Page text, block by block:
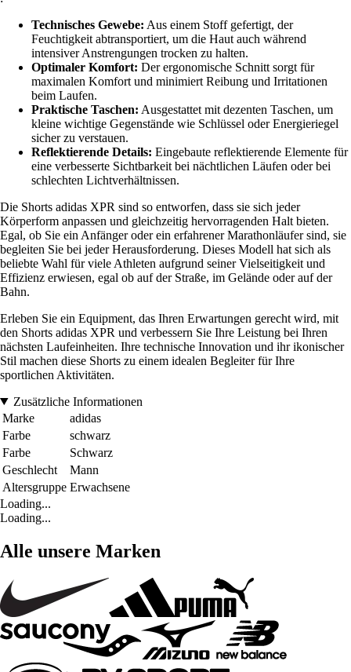
Technisches Gewebe: Aus einem Stoff gefertigt, der
Feuchtigkeit abtransportiert, um die Haut auch während
intensiver Anstrengungen trocken zu halten.
Optimaler Komfort: Der ergonomische Schnitt sorgt für
maximalen Komfort und minimiert Reibung und Irritationen
beim Laufen.
Praktische Taschen: Ausgestattet mit dezenten Taschen, um
kleine wichtige Gegenstände wie Schlüssel oder Energieriegel
sicher zu verstauen.
Reflektierende Details: Eingebaute reflektierende Elemente für
eine verbesserte Sichtbarkeit bei nächtlichen Läufen oder bei
schlechten Lichtverhältnissen.
Die Shorts adidas XPR sind so entworfen, dass sie sich jeder
Körperform anpassen und gleichzeitig hervorragenden Halt bieten.
Egal, ob Sie ein Anfänger oder ein erfahrener Marathonläufer sind, sie
begleiten Sie bei jeder Herausforderung. Dieses Modell hat sich als
beliebte Wahl für viele Athleten aufgrund seiner Vielseitigkeit und
Effizienz erwiesen, egal ob auf der Straße, im Gelände oder auf der
Bahn.
Erleben Sie ein Equipment, das Ihren Erwartungen gerecht wird, mit
den Shorts adidas XPR und verbessern Sie Ihre Leistung bei Ihren
nächsten Laufeinheiten. Ihre technische Innovation und ihr ikonischer
Stil machen diese Shorts zu einem idealen Begleiter für Ihre
sportlichen Aktivitäten.
Zusätzliche Informationen
Marke
adidas
Farbe
schwarz
Farbe
Schwarz
Geschlecht
Mann
Altersgruppe Erwachsene
Loading...
Loading...
Alle unsere Marken